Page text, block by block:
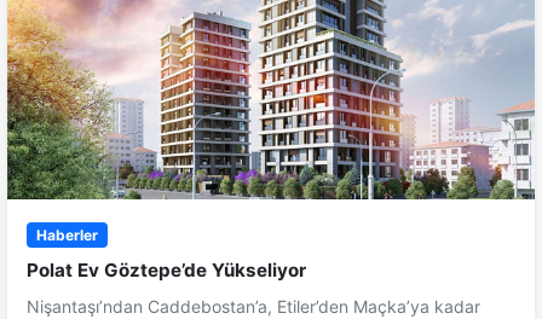
Haberler
Polat Ev Göztepe’de Yükseliyor
Nişantaşı’ndan Caddebostan’a, Etiler’den Maçka’ya kadar